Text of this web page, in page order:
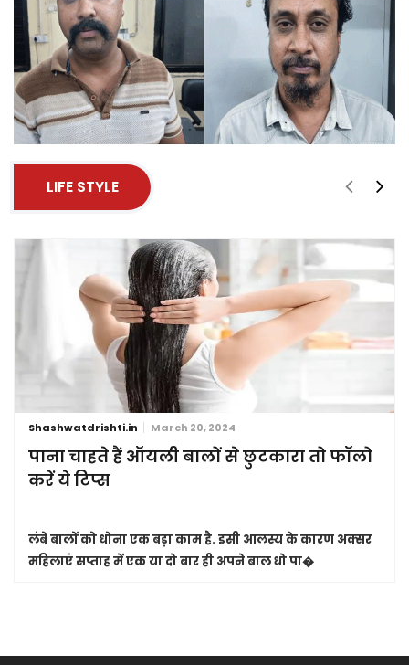
LIFE STYLE
Shashwatdrishti.in March 20, 2024
पाना चाहते हैं ऑयली बालों से छुटकारा तो फॉलो
करें ये टिप्स
लंबे बालों को धोना एक बड़ा काम है. इसी आलस्य के कारण अक्सर
महिलाएं सप्ताह में एक या दो बार ही अपने बाल धो पा�